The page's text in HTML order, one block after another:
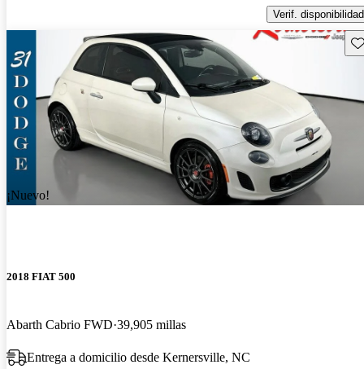
Verif. disponibilidad
¡Nuevo!
2018 FIAT 500
Abarth Cabrio FWD 39,905 millas
Entrega a domicilio desde Kernersville, NC